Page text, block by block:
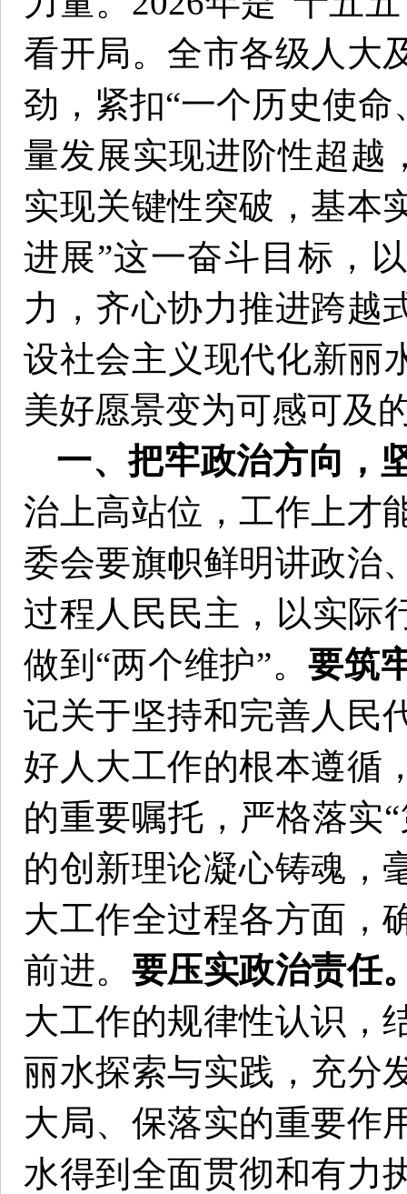
看开局。全市各级人大
劲，紧扣“一个历史使
量发展实现进阶性超越
实现关键性突破，基本
进展”这一奋斗目标，
力，齐心协力推进跨越
设社会主义现代化新丽
美好愿景变为可感可及
一、把牢政治方向，
治上高站位，工作上才
委会要旗帜鲜明讲政治
过程人民民主，以实际
做到“两个维护”。要筑
记关于坚持和完善人民
好人大工作的根本遵循
的重要嘱托，严格落实
的创新理论凝心铸魂，
大工作全过程各方面，
前进。 要压实政治责任
大工作的规律性认识，
丽水探索与实践，充分
大局、保落实的重要作
水得到全面贯彻和有力